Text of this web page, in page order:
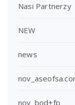
Nasi Partnerzy
NEW
news
nov_bod+fp